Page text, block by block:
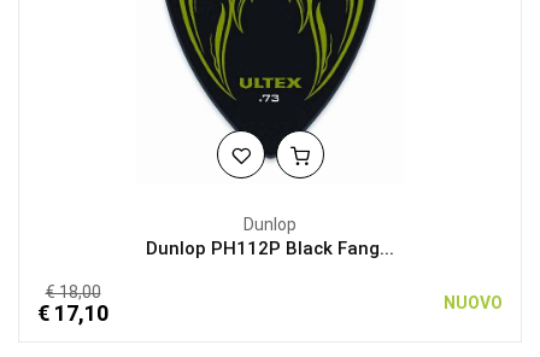
Dunlop
Dunlop PH112P Black Fang...
€ 18,00
€ 17,10 NUOVO